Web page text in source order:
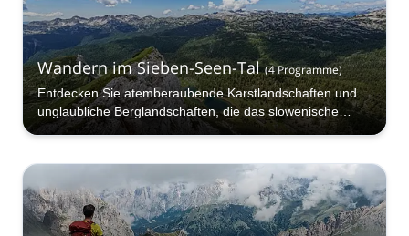
Wandern im Sieben-Seen-Tal (4Programme)
Entdecken Sie atemberaubende Karstlandschaften und
unglaubliche Berglandschaften, die das slowenische
Sieben-Seen-Tal definieren.